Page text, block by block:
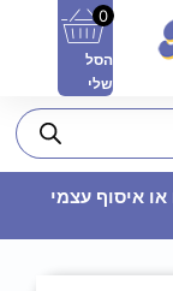
0
הסל
שלי